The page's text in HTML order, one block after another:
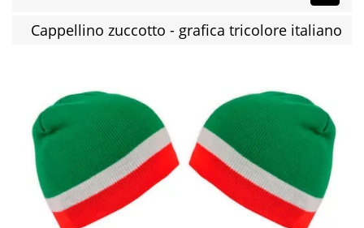
Cappellino zuccotto - grafica tricolore italiano